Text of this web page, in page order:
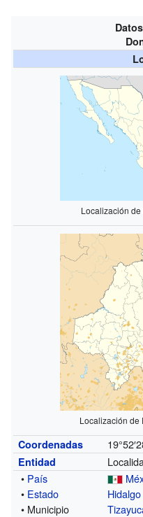
Localización
Localización de
Coordenadas
Entidad
• País
• Estado
Hidalgo
• Municipio